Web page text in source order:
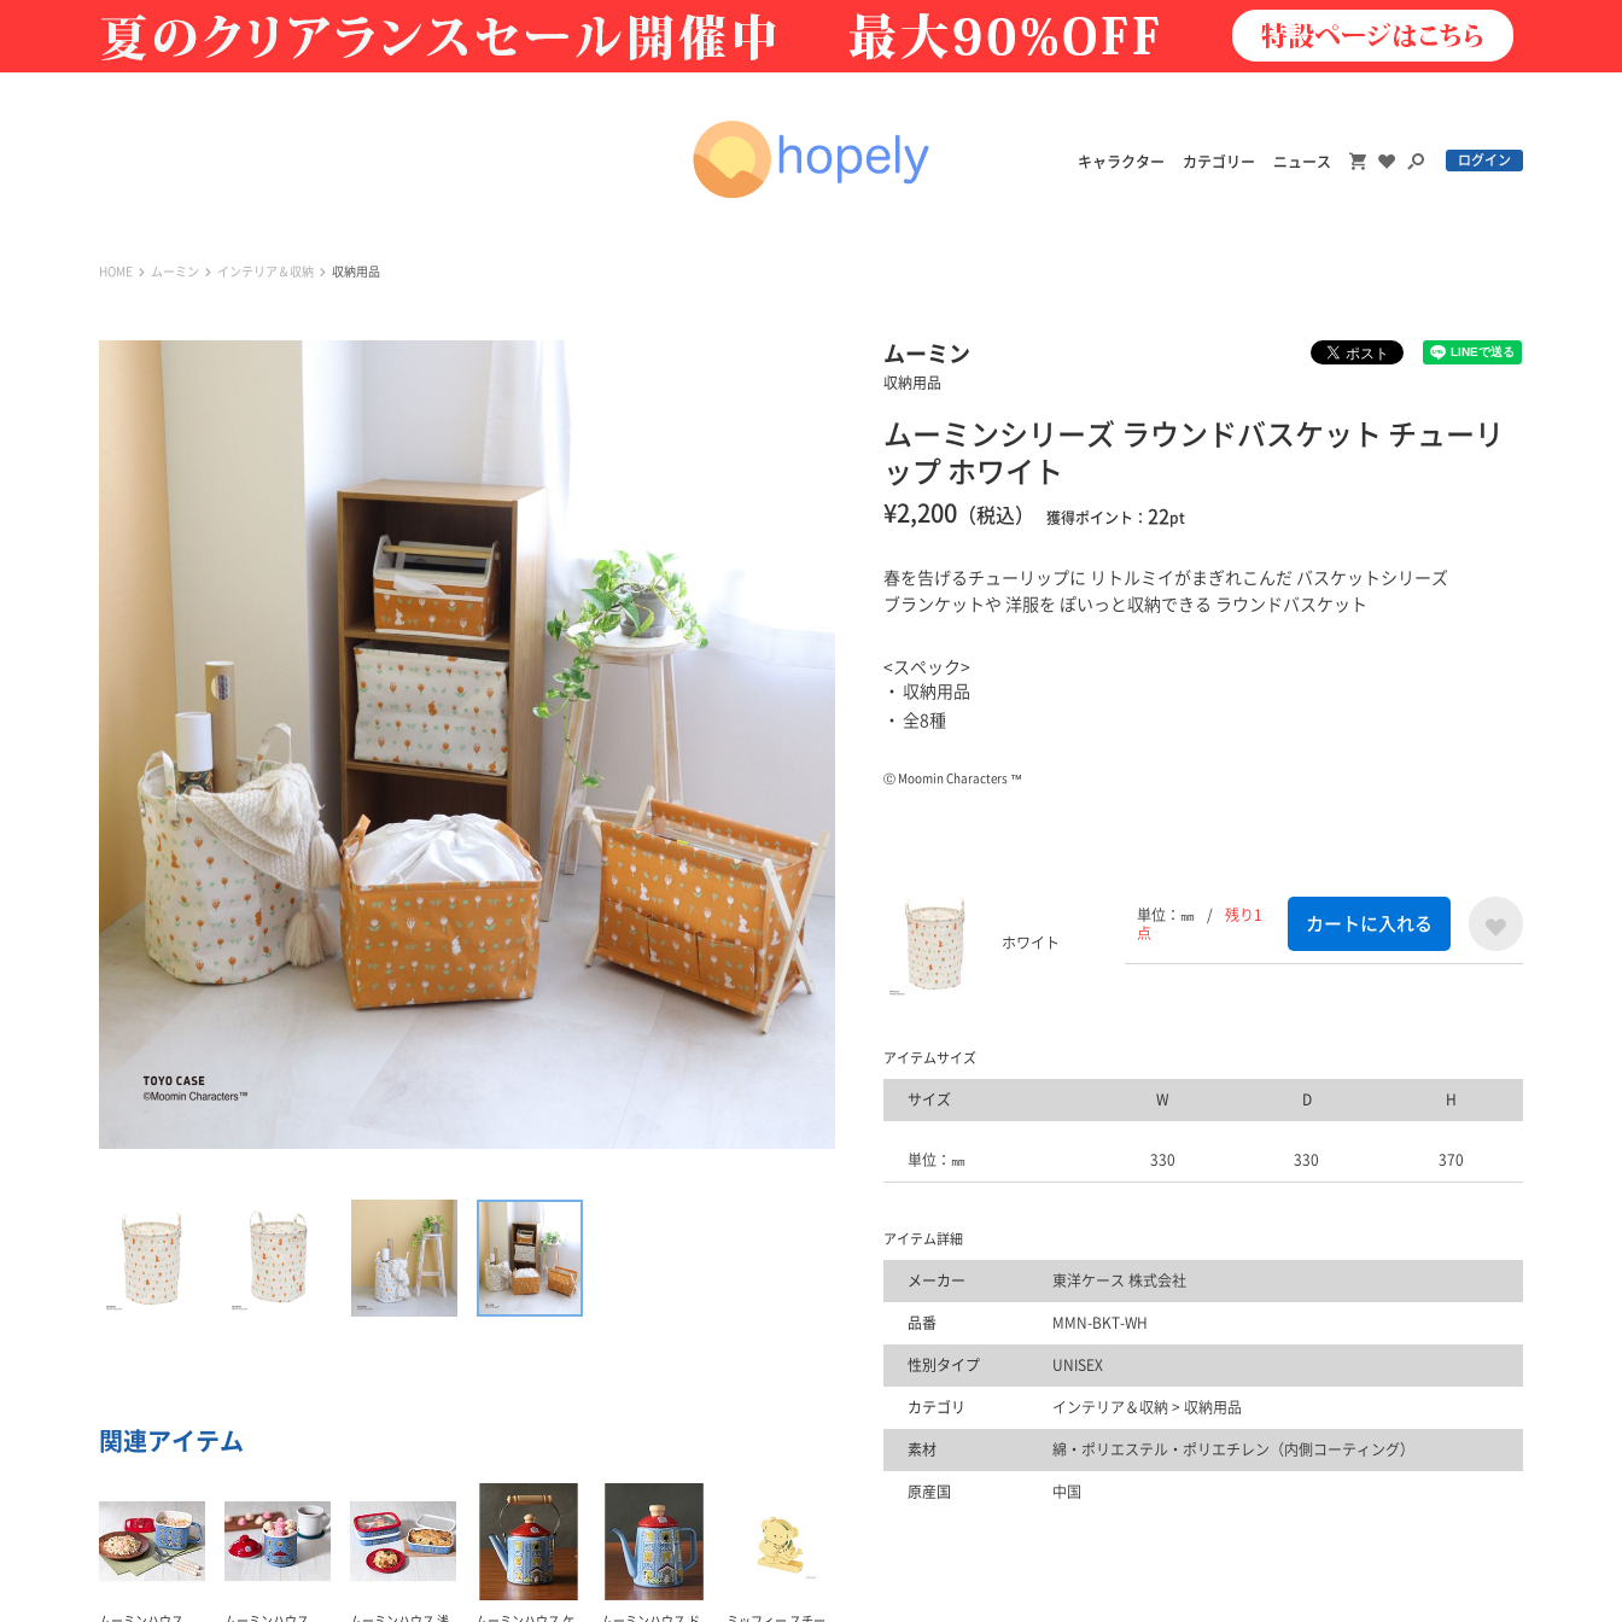
キャラクター カテゴリー ニュース ログイン
HOME ムーミン インテリア＆収納 収納用品
ムーミン
収納用品
ムーミンシリーズ ラウンドバスケット チューリ
ップ ホワイト
¥2,200 （税込） 獲得ポイント： 22pt
春を告げるチューリップに リトルミイがまぎれこんだ バスケットシリーズ
ブランケットや 洋服を ぽいっと収納できる ラウンドバスケット
<スペック>
収納用品
全8種
Ⓒ Moomin Characters ™
ホワイト
単位：㎜ /
残り1
点
カートに入れる
アイテムサイズ
サイズ W D H
単位：㎜ 330 330 370
アイテム詳細
メーカー 東洋ケース 株式会社
品番 MMN-BKT-WH
性別タイプ UNISEX
カテゴリ インテリア＆収納 > 収納用品
素材 綿・ポリエステル・ポリエチレン（内側コーティング）
原産国 中国
関連アイテム